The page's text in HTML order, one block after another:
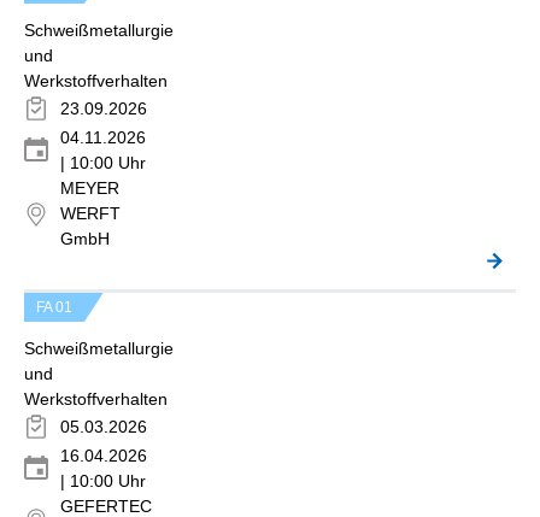
Schweißmetallurgie
und
Werkstoffverhalten
23.09.2026
04.11.2026
| 10:00 Uhr
MEYER
WERFT
GmbH
FA 01
Schweißmetallurgie
und
Werkstoffverhalten
05.03.2026
16.04.2026
| 10:00 Uhr
GEFERTEC